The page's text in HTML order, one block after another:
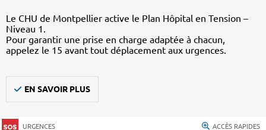
Le CHU de Montpellier active le Plan Hôpital en Tension –
Niveau 1.
Pour garantir une prise en charge adaptée à chacun,
appelez le 15 avant tout déplacement aux urgences.
EN SAVOIR PLUS
URGENCES ACCÈS RAPIDES